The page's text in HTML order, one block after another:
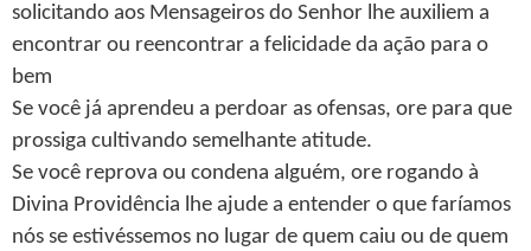
solicitando aos Mensageiros do Senhor lhe auxiliem a
encontrar ou reencontrar a felicidade da ação para o
bem
Se você já aprendeu a perdoar as ofensas, ore para que
prossiga cultivando semelhante atitude.
Se você reprova ou condena alguém, ore rogando à
Divina Providência lhe ajude a entender o que faríamos
nós se estivéssemos no lugar de quem caiu ou de quem